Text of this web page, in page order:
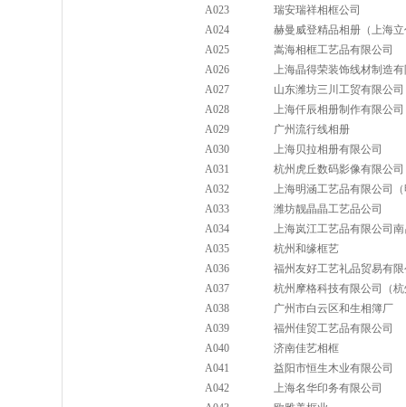
A023
瑞安瑞祥相框公司
A024
赫曼威登精品相册（上海
A025
嵩海相框工艺品有限公司
A026
上海晶得荣装饰线材制造
A027
山东潍坊三川工贸有限公司
A028
上海仟辰相册制作有限公司
A029
广州流行线相册
A030
上海贝拉相册有限公司
A031
杭州虎丘数码影像有限公司
A032
上海明涵工艺品有限公司
A033
潍坊靓晶晶工艺品公司
A034
上海岚江工艺品有限公司
A035
杭州和缘框艺
A036
福州友好工艺礼品贸易有
A037
杭州摩格科技有限公司（
A038
广州市白云区和生相簿厂
A039
福州佳贸工艺品有限公司
A040
济南佳艺相框
A041
益阳市恒生木业有限公司
A042
上海名华印务有限公司